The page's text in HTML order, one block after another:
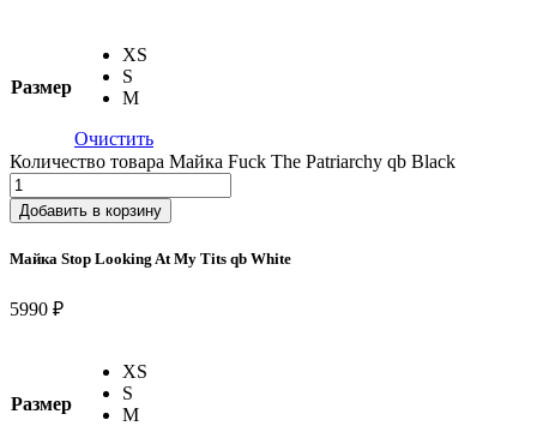
Размер
XS
S
M
Очистить
Количество товара Майка Fuck The Patriarchy qb Black
Добавить в корзину
Майка Stop Looking At My Tits qb White
5990 ₽
Размер
XS
S
M